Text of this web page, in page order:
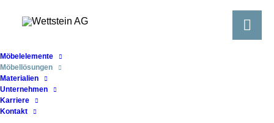
Möbelelemente
Möbellösungen
Materialien
Unternehmen
Karriere
Kontakt